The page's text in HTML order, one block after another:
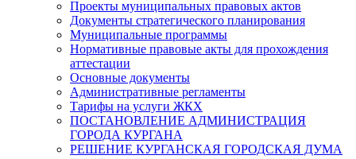
Проекты муниципальных правовых актов
Документы стратегического планирования
Муниципальные программы
Нормативные правовые акты для прохождения
аттестации
Основные документы
Административные регламенты
Тарифы на услуги ЖКХ
ПОСТАНОВЛЕНИЕ АДМИНИСТРАЦИЯ
ГОРОДА КУРГАНА
РЕШЕНИЕ КУРГАНСКАЯ ГОРОДСКАЯ ДУМА